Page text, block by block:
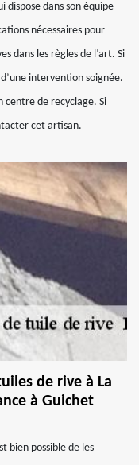
dispose dans son équipe
nécessaires pour
dans les règles de l’art. Si
intervention soignée.
centre de recyclage. Si
cet artisan.
de rive à La
à Guichet
bien possible de les